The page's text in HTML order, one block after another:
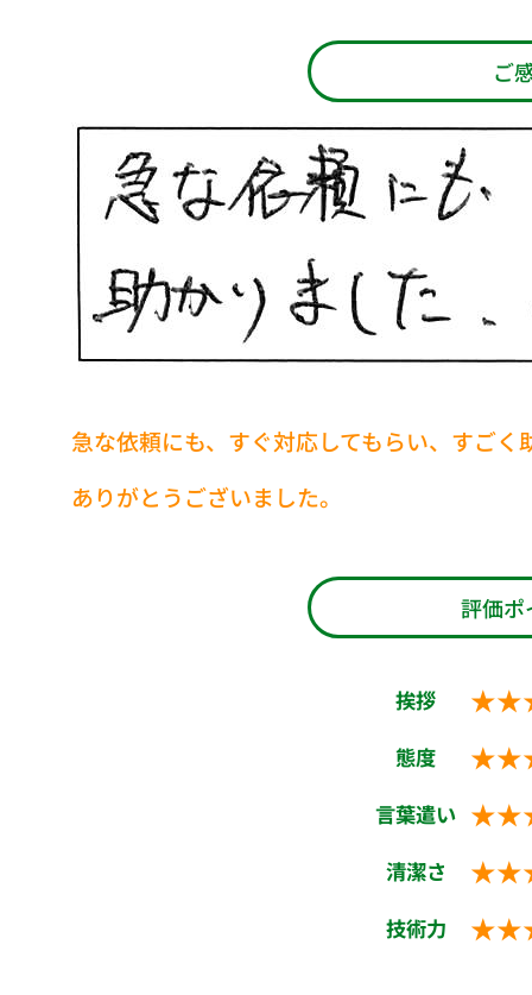
ご
急な依頼にも、すぐ対応してもらい、すごく
ありがとうございました。
評価ポ
挨拶
態度
言葉遣い
清潔さ
技術力